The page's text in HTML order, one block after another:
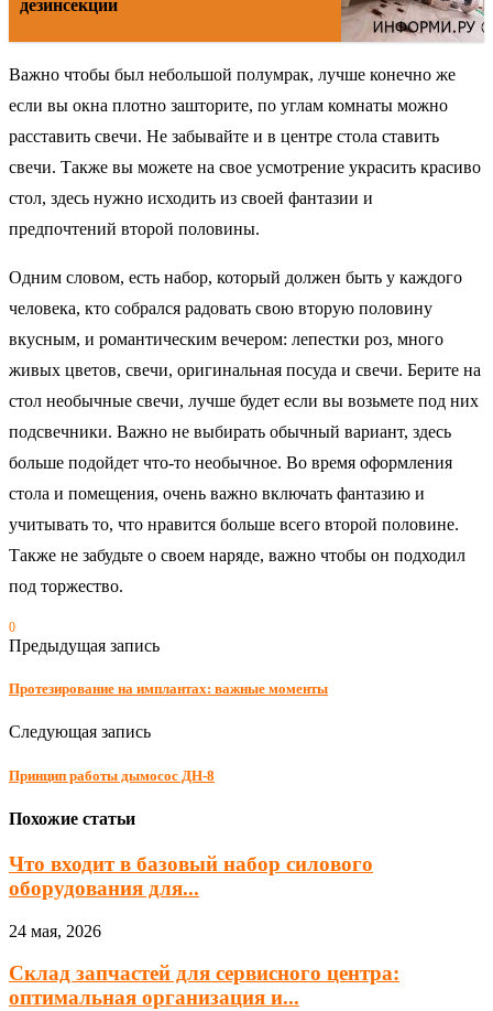
дезинсекции
Важно чтобы был небольшой полумрак, лучше конечно же
если вы окна плотно зашторите, по углам комнаты можно
расставить свечи. Не забывайте и в центре стола ставить
свечи. Также вы можете на свое усмотрение украсить красиво
стол, здесь нужно исходить из своей фантазии и
предпочтений второй половины.
Одним словом, есть набор, который должен быть у каждого
человека, кто собрался радовать свою вторую половину
вкусным, и романтическим вечером: лепестки роз, много
живых цветов, свечи, оригинальная посуда и свечи. Берите на
стол необычные свечи, лучше будет если вы возьмете под них
подсвечники. Важно не выбирать обычный вариант, здесь
больше подойдет что-то необычное. Во время оформления
стола и помещения, очень важно включать фантазию и
учитывать то, что нравится больше всего второй половине.
Также не забудьте о своем наряде, важно чтобы он подходил
под торжество.
0
Предыдущая запись
Протезирование на имплантах: важные моменты
Следующая запись
Принцип работы дымосос ДН-8
Похожие статьи
Что входит в базовый набор силового
оборудования для...
24 мая, 2026
Склад запчастей для сервисного центра:
оптимальная организация и...